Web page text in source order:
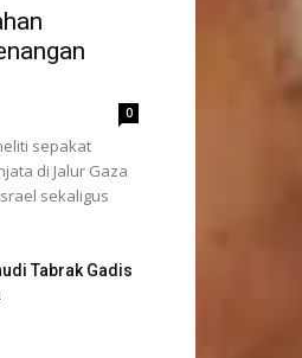
0
sepakat
di Jalur Gaza
sekaligus
Tabrak Gadis